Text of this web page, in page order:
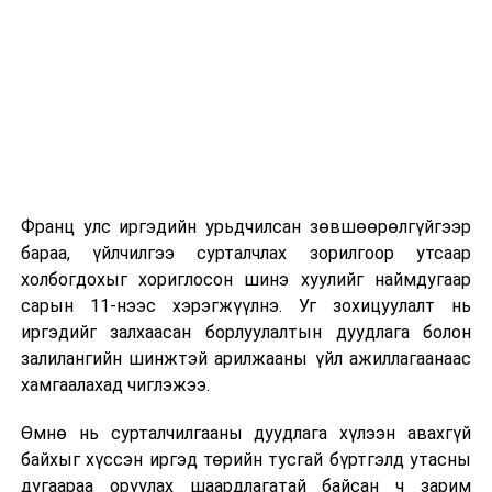
2026 оны 9 дүгээр сарын 13-наас оюутнуудыг
дотуур байранд оруулж эхэлнэ.
Сургууль, цэцэрлэгийн үйл ажиллагааны
зохицуулалт
2026 оны 8 дугаар сарын 17–28-ны өдрүүдэд
байранд элсэлт, бүртгэл болон бусад аливаа
арга хэмжээ зохион байгуулахгүй болно.
Франц улс иргэдийн урьдчилсан зөвшөөрөлгүйгээр
бараа, үйлчилгээ сурталчлах зорилгоор утсаар
холбогдохыг хориглосон шинэ хуулийг наймдугаар
сарын 11-нээс хэрэгжүүлнэ. Уг зохицуулалт нь
иргэдийг залхаасан борлуулалтын дуудлага болон
залилангийн шинжтэй арилжааны үйл ажиллагаанаас
хамгаалахад чиглэжээ.
Өмнө нь сурталчилгааны дуудлага хүлээн авахгүй
байхыг хүссэн иргэд төрийн тусгай бүртгэлд утасны
дугаараа оруулах шаардлагатай байсан ч зарим